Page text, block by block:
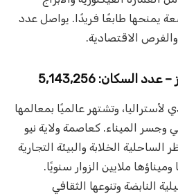
يمنحها طابعًا فريدًا. يواصل عدد
الاقتصادية.
وتشتهر عالميًا بمعالمها
وجسر الميناء. كعاصمة ولاية نيو
الخلابة والبيئة التجارية
ملايين الزوار سنويًا.
النابضة وتنوعها الثقافي